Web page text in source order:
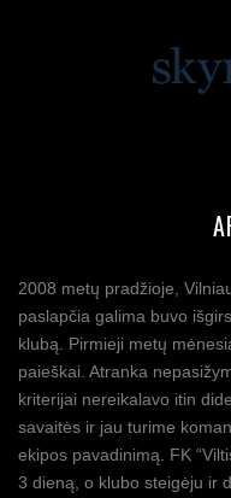
2008 metų pradžioje,
paslapčia galima buvo
klubą. Pirmieji metų
paieškai. Atranka
kriterijai nereikalavo itin
savaitės ir jau turime
ekipos pavadinimą. FK
3 dieną, o klubo steigėju ir